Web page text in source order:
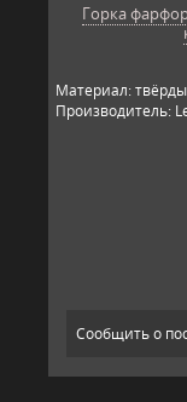
Горка
Материал:
Производитель:
Сообщить о